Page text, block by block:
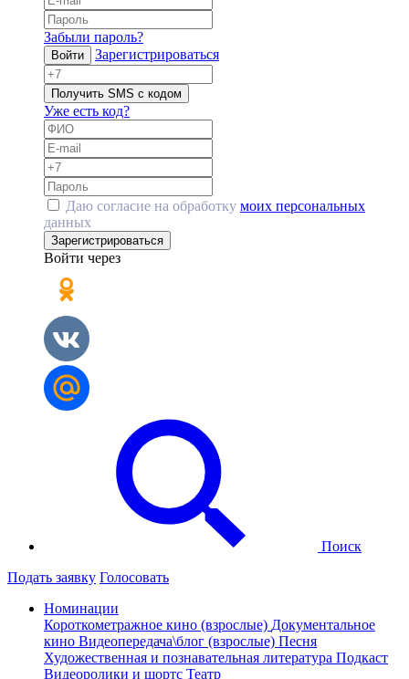
Забыли пароль?
Войти Зарегистрироваться
Получить SMS с кодом
Уже есть код?
Даю согласие на обработку моих персональных
данных
Зарегистрироваться
Войти через
Поиск
Подать заявку Голосовать
Номинации
Короткометражное кино (взрослые) Документальное
кино Видеопередача\блог (взрослые) Песня
Художественная и познавательная литература Подкаст
Видеоролики и шортс Театр